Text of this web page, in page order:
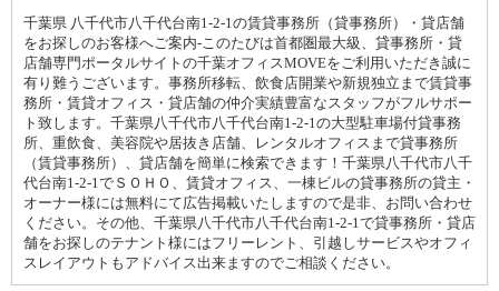
千葉県 八千代市八千代台南1-2-1の賃貸事務所（貸事務所）・貸店舗
をお探しのお客様へご案内-このたびは首都圏最大級、貸事務所・貸
店舗専門ポータルサイトの千葉オフィスMOVEをご利用いただき誠に
有り難うございます。事務所移転、飲食店開業や新規独立まで賃貸事
務所・賃貸オフィス・貸店舗の仲介実績豊富なスタッフがフルサポー
ト致します。千葉県八千代市八千代台南1-2-1の大型駐車場付貸事務
所、重飲食、美容院や居抜き店舗、レンタルオフィスまで貸事務所
（賃貸事務所）、貸店舗を簡単に検索できます！千葉県八千代市八千
代台南1-2-1でＳＯＨＯ、賃貸オフィス、一棟ビルの貸事務所の貸主・
オーナー様には無料にて広告掲載いたしますので是非、お問い合わせ
ください。その他、千葉県八千代市八千代台南1-2-1で貸事務所・貸店
舗をお探しのテナント様にはフリーレント、引越しサービスやオフィ
スレイアウトもアドバイス出来ますのでご相談ください。